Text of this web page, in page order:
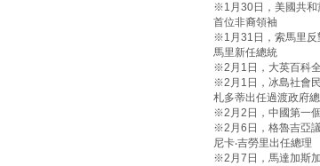
※1月30日，美國共和
首位非裔領袖
※1月31日，索馬里反
馬里新任總統
※2月1日，大英百科
※2月1日，冰島社會
札多蒂出任過渡政府
※2月2日，中國第一
※2月6日，格魯吉亞
尼卡‧吉勞里出任總理
※2月7日，馬達加斯